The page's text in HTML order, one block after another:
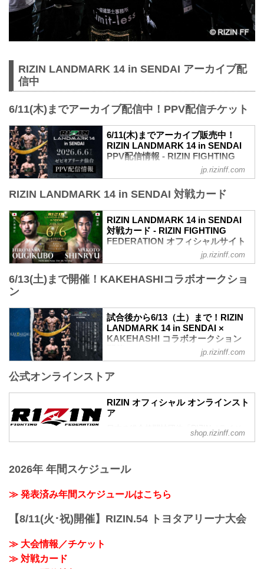
RIZIN LANDMARK 14 in SENDAI アーカイブ配
信中
6/11(木)までアーカイブ配信中！PPV配信チケット
6/11(木)までアーカイブ販売中！
RIZIN LANDMARK 14 in SENDAI
PPV配信情報 - RIZIN FIGHTING
FEDERATION オフィシャルサイト
配信チケットが、5月15日（金）12時より
ABEMA、U-NEXTにて販売がスタートし
たぞ！（※スカパー！は5/23(土)販売開
始）
お得なPPV前売りチケットは、大会前日
の6月5日（金）23:59まで販売！
会場に来られない方、また会場にも行く
が実況・解説ありで試合を見たい方は是
LANDMARK 14 in SENDAIを全試合リア
ルタイ...
jp.rizinff.com
RIZIN LANDMARK 14 in SENDAI 対戦カード
RIZIN LANDMARK 14 in SENDAI
対戦カード - RIZIN FIGHTING
FEDERATION オフィシャルサイト
保博正 vs. 神龍誠
扇久保博正 vs. 神龍誠
第7試合／元谷友貴 vs. トニー・ララミー
RIZIN MMAルール：5分 3R（59.0kg）
第6試合／酒井リョウ vs. 貴賢神
酒井リョウ vs. 貴賢神
第5試合／“ブラックパンサー”ベイノア
vs. 芳賀ビラル海
...
jp.rizinff.com
6/13(土)まで開催！KAKEHASHIコラボオークショ
ン
試合後から6/13（土）まで！RIZIN
LANDMARK 14 in SENDAI ×
KAKEHASHI コラボオークション
開催！ - RIZIN FIGHTING
FEDERATION オフィシャルサイト
今回のオークションも、オークションプ
ラボオークションの開催が決定し、ゼビ
オアリーナ仙台からRIZINファンの皆様
に、観戦では味わえない "唯一無二"のア
オークションで出品されるアイテムは、
か手に入らない貴重なアイテム。ファン
にとっては「一生の宝物」となること間
ラインナップには、選手たちの感謝の想
や入手困難なRIZINファイターによる直筆
jp.rizinff.com
公式オンラインストア
RIZIN オフィシャル オンラインスト
ア
日本の総合格闘技団体「RIZIN（ライジ
ン）」の公式グッズ販売店。大会やイベ
shop.rizinff.com
2026年 年間スケジュール
≫ 発表済み年間スケジュールはこちら
【8/11(火･祝)開催】RIZIN.54 トヨタアリーナ大会
≫ 大会情報／チケット
≫ 対戦カード